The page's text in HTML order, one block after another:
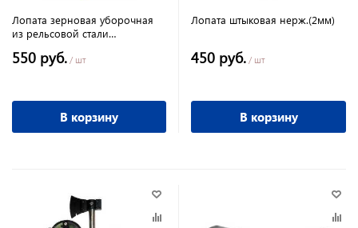
Лопата зерновая уборочная
из рельсовой стали
550 руб. / шт
В корзину
Лопата штыковая нерж.(2мм)
450 руб. / шт
В корзину